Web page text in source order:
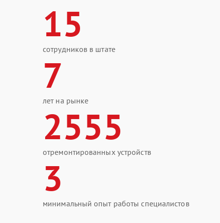
15
сотрудников в штате
7
лет на рынке
2555
отремонтированных устройств
3
минимальный опыт работы специалистов